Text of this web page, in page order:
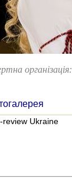
організація:
Ukraine